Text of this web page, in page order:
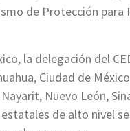
de Protección
la delegación del
Ciudad de
Nuevo León,
de alto nivel